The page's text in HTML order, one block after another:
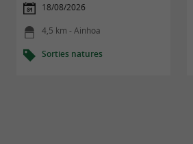
18/08/2026
4,5 km - Ainhoa
Sorties natures